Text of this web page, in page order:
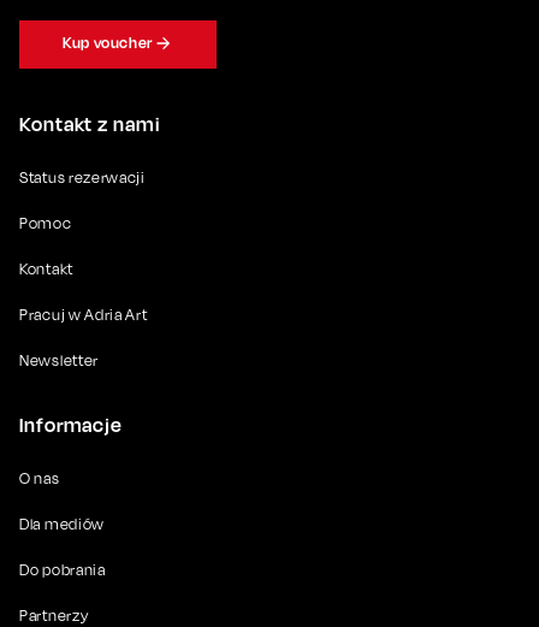
Kontakt z nami
Status rezerwacji
Pomoc
Kontakt
Pracuj w Adria Art
Newsletter
Informacje
O nas
Dla mediów
Do pobrania
Partnerzy
Kup voucher